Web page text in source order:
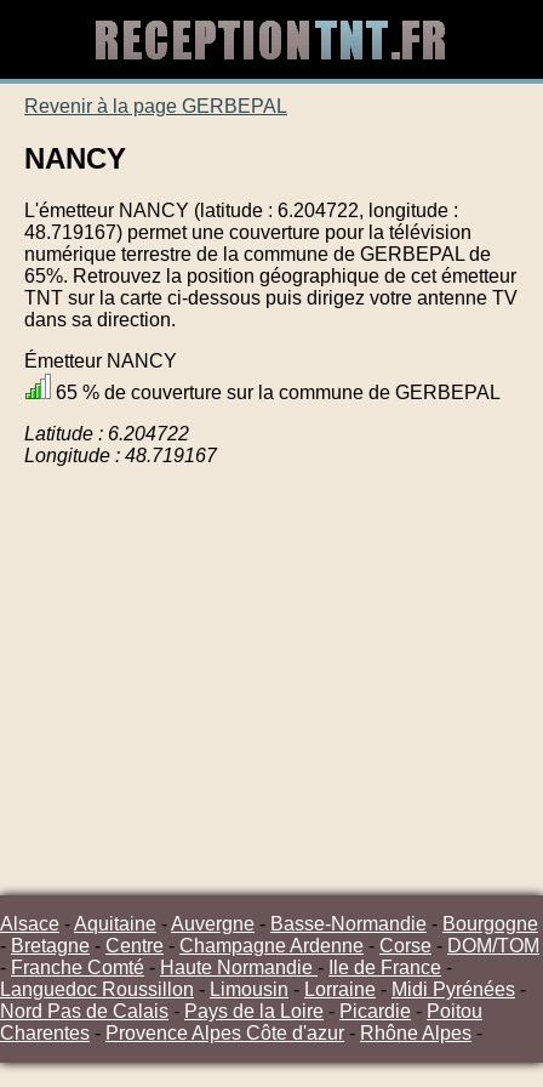
Revenir à la page GERBEPAL
NANCY
L'émetteur NANCY (latitude : 6.204722, longitude :
48.719167) permet une couverture pour la télévision
numérique terrestre de la commune de GERBEPAL de
65%. Retrouvez la position géographique de cet émetteur
TNT sur la carte ci-dessous puis dirigez votre antenne TV
dans sa direction.
Émetteur NANCY
65 % de couverture sur la commune de GERBEPAL
Latitude : 6.204722
Longitude : 48.719167
Alsace -Aquitaine -Auvergne - Basse-Normandie - Bourgogne
- Bretagne - Centre - Champagne Ardenne - Corse - DOM/TOM
- Franche Comté - Haute Normandie - Ile de France -
Languedoc Roussillon - Limousin - Lorraine - Midi Pyrénées -
Nord Pas de Calais - Pays de la Loire - Picardie - Poitou
Charentes - Provence Alpes Côte d'azur - Rhône Alpes -